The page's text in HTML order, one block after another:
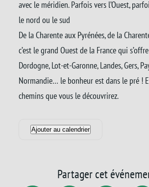
avec le méridien. Parfois vers l’Ouest,
le nord ou le sud
De la Charente aux Pyrénées, de la
c’est le grand Ouest de la France qui
Dordogne, Lot-et-Garonne, Landes, Gers,
Normandie… le bonheur est dans le pré !
chemins que vous le découvrirez.
Ajouter au calendrier
Partager cet